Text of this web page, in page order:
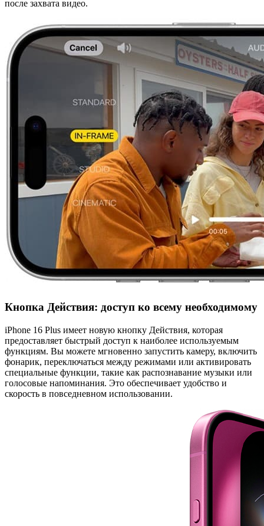
после захвата видео.
Кнопка Действия: доступ ко всему необходимому
iPhone 16 Plus имеет новую кнопку Действия, которая
предоставляет быстрый доступ к наиболее используемым
функциям. Вы можете мгновенно запустить камеру, включить
фонарик, переключаться между режимами или активировать
специальные функции, такие как распознавание музыки или
голосовые напоминания. Это обеспечивает удобство и
скорость в повседневном использовании.